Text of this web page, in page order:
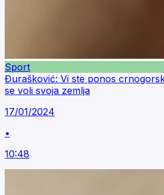
Sport
Đurašković: Vi ste ponos
se voli svoja zemlja
17/01/2024
•
10:48